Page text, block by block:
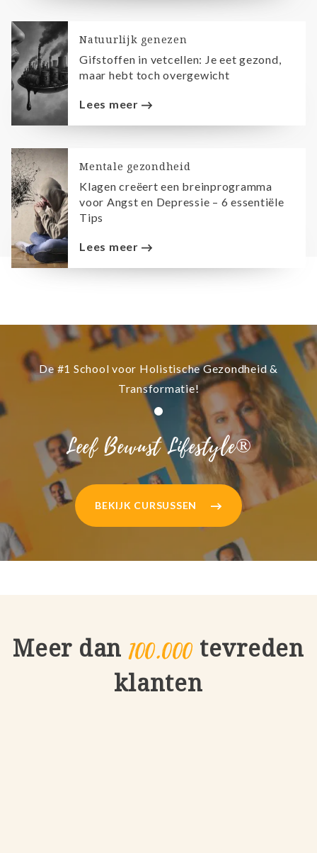
Natuurlijk genezen
Gifstoffen in vetcellen: Je eet gezond,
maar hebt toch overgewicht
Lees meer
Mentale gezondheid
Klagen creëert een breinprogramma
voor Angst en Depressie – 6 essentiële
Tips
Lees meer
De #1 School voor Holistische Gezondheid &
Transformatie!
Leef Bewust Lifestyle®
BEKIJK CURSUSSEN
Meer dan 100.000 tevreden
klanten